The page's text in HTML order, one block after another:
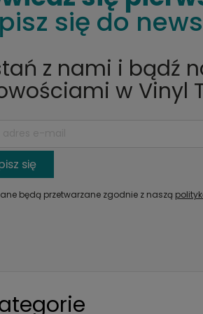
się do
z nami i bądź
w Vinyl
się
będą przetwarzane zgodnie z naszą